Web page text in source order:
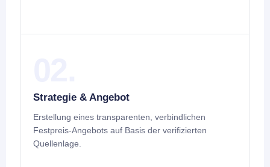
Strategie & Angebot
Erstellung eines transparenten, verbindlichen
Festpreis-Angebots auf Basis der verifizierten
Quellenlage.